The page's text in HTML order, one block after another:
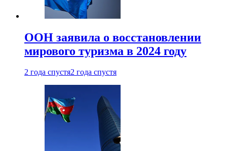
ООН заявила о восстановлении
мирового туризма в 2024 году
2 года спустя2 года спустя